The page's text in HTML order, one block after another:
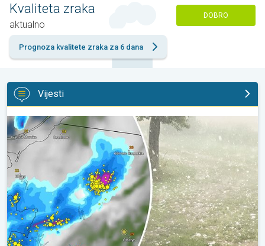
Kvaliteta zraka
aktualno
DOBRO
Prognoza kvalitete zraka za 6 dana
Vijesti
Ogromni komadi leda u Poljskoj. Nevrijeme. . .